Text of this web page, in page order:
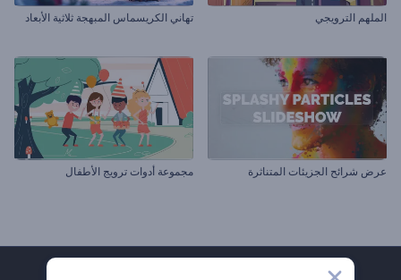
الملهم الترويجي تهاني الكريسماس المبهجة ثلاثية الأبعاد
عرض شرائح الجزيئات المتناثرة مجموعة أدوات ترويج الأطفال